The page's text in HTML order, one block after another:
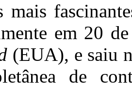
mais
em 20
(EUA), e saiu
de